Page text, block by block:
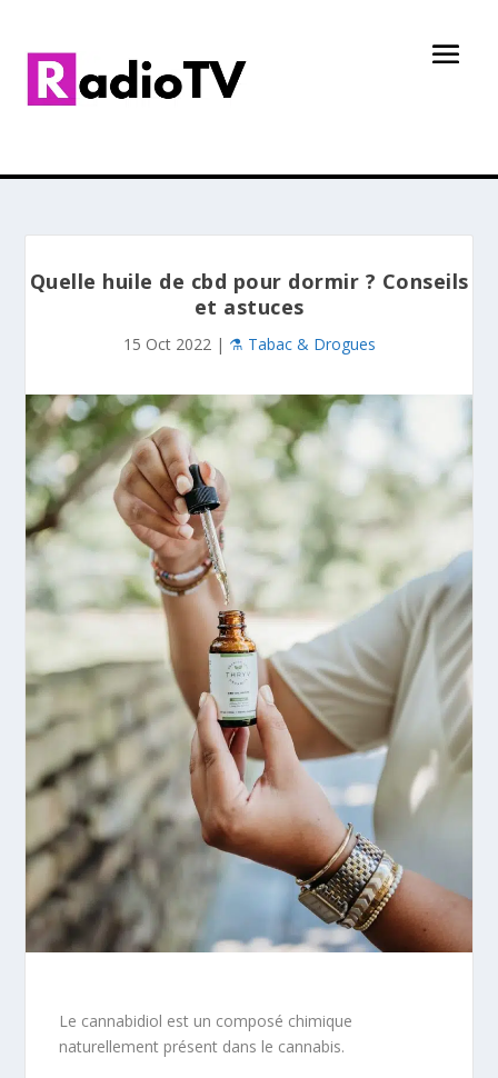
Quelle huile de cbd pour dormir ? Conseils
et astuces
15 Oct 2022| ⚗️ Tabac & Drogues
Le cannabidiol est un composé chimique
naturellement présent dans le cannabis.